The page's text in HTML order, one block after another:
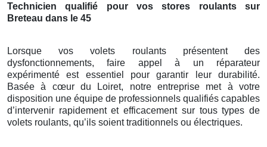
Technicien qualifié pour vos stores roulants sur
Breteau dans le 45
Lorsque vos volets roulants présentent des
dysfonctionnements, faire appel à un réparateur
expérimenté est essentiel pour garantir leur durabilité.
Basée à cœur du Loiret, notre entreprise met à votre
disposition une équipe de professionnels qualifiés capables
d’intervenir rapidement et efficacement sur tous types de
volets roulants, qu’ils soient traditionnels ou électriques.